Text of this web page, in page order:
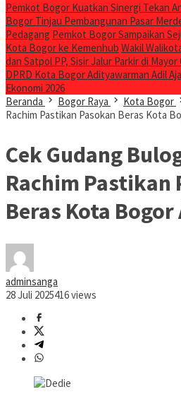
Pemkot Bogor Kuatkan Sinergi Tekan
Bogor Tinjau Pembangunan Pasar
Pedagang Pemkot Bogor Sampaikan
Kota Bogor ke Kemenhub Wakil
dan Satpol PP, Sisir Jalur Parkir di
DPRD Kota Bogor Adityawarman Adil
Ekonomi 2026
Beranda
Bogor Raya Kota Bogor
Rachim Pastikan Pasokan Beras Kota
Cek Gudang
Rachim Pastikan
Beras Kota Bogor
adminsanga
28 Juli 2025416 views